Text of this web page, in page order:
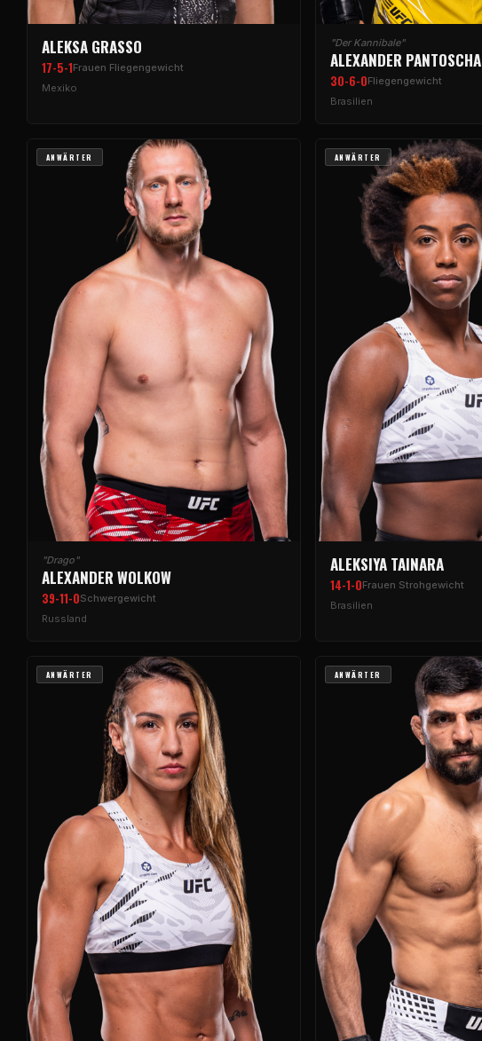
ALEKSA GRASSO
17-5-1Frauen Fliegengewicht
Mexiko
"Der Kannibale"
ALEXANDER PANTOSCHA
30-6-0Fliegengewicht
Brasilien
ANWÄRTER
"Drago"
ALEXANDER WOLKOW
39-11-0Schwergewicht
Russland
ANWÄRTER
ALEKSIYA TAINARA
14-1-0Frauen Strohgewicht
Brasilien
ANWÄRTER ANWÄRTER